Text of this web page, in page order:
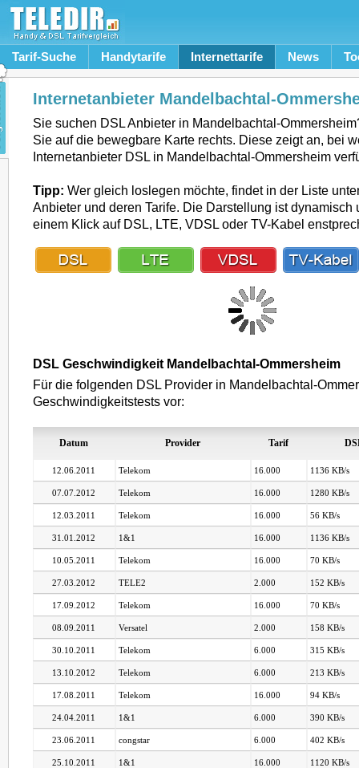
Tarif-Suche Handytarife Internettarife News
Internetanbieter Mandelbachtal-
Sie suchen DSL Anbieter in Mandelbachtal-
Sie auf die bewegbare Karte rechts. Diese zeigt an, bei
Internetanbieter DSL in Mandelbachtal-Ommersheim
Tipp: Wer gleich loslegen möchte, findet in der Liste
Anbieter und deren Tarife. Die Darstellung ist dynamisch
einem Klick auf DSL, LTE, VDSL oder TV-Kabel
DSL Geschwindigkeit Mandelbachtal-Ommersheim
Für die folgenden DSL Provider in Mandelbachtal-
Geschwindigkeitstests vor:
Datum Provider Tarif
12.06.2011 Telekom 16.000 1136 KB/s
07.07.2012 Telekom 16.000 1280 KB/s
12.03.2011 Telekom 16.000 56 KB/s
31.01.2012 1&1 16.000 1136 KB/s
10.05.2011 Telekom 16.000 70 KB/s
27.03.2012 TELE2 2.000 152 KB/s
17.09.2012 Telekom 16.000 70 KB/s
08.09.2011 Versatel 2.000 158 KB/s
30.10.2011 Telekom 6.000 315 KB/s
13.10.2012 Telekom 6.000 213 KB/s
17.08.2011 Telekom 16.000 94 KB/s
24.04.2011 1&1 6.000 390 KB/s
23.06.2011 congstar 6.000 402 KB/s
25.10.2011 1&1 16.000 1120 KB/s